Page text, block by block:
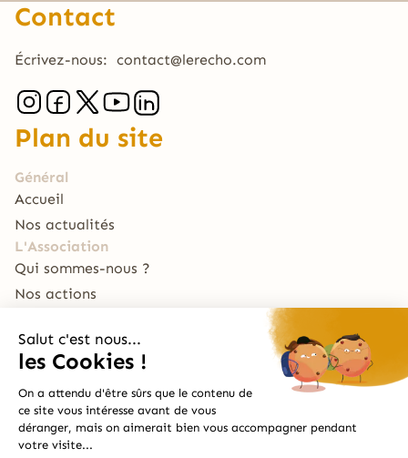
Contact
Écrivez-nous: contact@lerecho.com
Plan du site
Général
Accueil
Nos actualités
L'Association
Qui sommes-nous ?
Nos actions
Le Traiteur
La Table du RECHO
Archive
Le Bal Café par Le RECHO